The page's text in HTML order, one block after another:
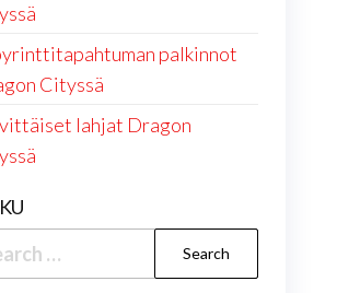
palkinnot
Cityssä
lahjat Dragon